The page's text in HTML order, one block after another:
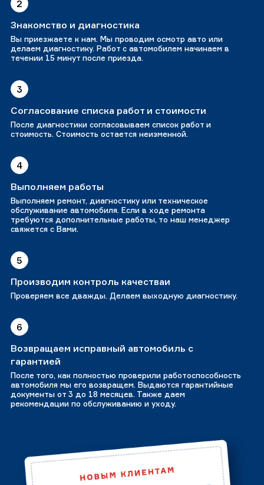
2
Знакомство и диагностика
Вы приезжаете к нам. Мы проводим осмотр авто или
делаем диагностику. Работ с автомобилем начинаем в
течении 15 минут после приезда.
3
Согласование списка работ и стоимости
После диагностики согласовываем список работ и
стоимость. Стоимость остается неизменной.
4
Выполняем работы
Выполняем ремонт, диагностику или техническое
обслуживание автомобиля. Если в ходе ремонта
требуются дополнительные работы, то наш менеджер
свяжется с Вами.
5
Производим контроль качестваи
Проверяем все дважды. Делаем выходную диагностику.
6
Возвращаем исправный автомобиль с
гарантией
После того, как полностью проверили работоспособность
автомобиля мы его возвращем. Выдаются гарантийные
документы от 3 до 18 месяцев. Также даем
рекомендации по обслуживанию и уходу.